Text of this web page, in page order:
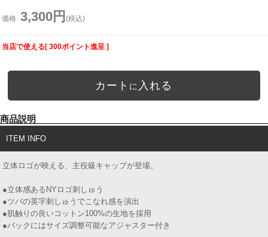
価格 3,300円 (税込)
当店で使える[ 300ポイント進呈 ]
カート に 入れる
商品説明
ITEM INFO
立体ロゴが映える、主役級キャップが登場。
●立体感あるNYロゴ刺しゅう
●ツバの英字刺しゅうでこなれ感を演出
●肌触りの良いコットン100%の生地を採用
●バックにはサイズ調整可能なアジャスター付き